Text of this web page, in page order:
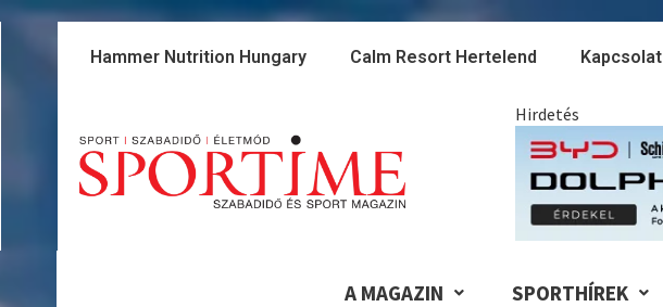
Skip
Hammer Nutrition Hungary Calm Resort Hertelend Kapcsolat
Hirdetés
A MAGAZIN SPORTHÍREK